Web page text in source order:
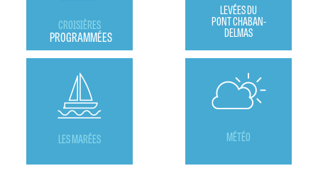
CROISIÈRES
PROGRAMMÉES
LEVÉES DU
PONT CHABAN-
DELMAS
LES MARÉES MÉTÉO